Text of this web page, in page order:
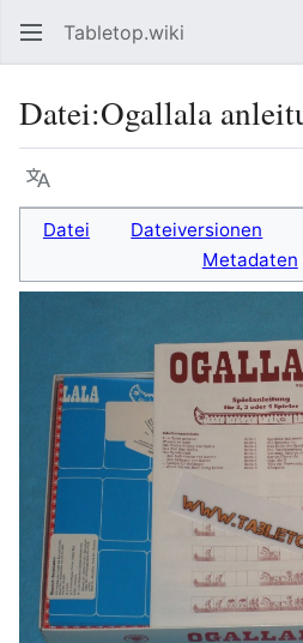
Tabletop.wiki
Datei:Ogallala
Sprache
Datei Dateiversionen
Metadaten